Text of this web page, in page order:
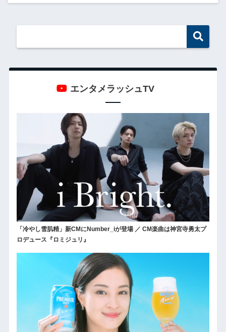
エンタメラッシュTV
「冷やし雪肌精」新CMにNumber_iが登場 ／ CM楽曲は神宮寺勇太プ
ロデュース『ロミジュリ』